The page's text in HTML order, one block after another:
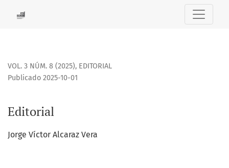
VOL. 3 NÚM. 8 (2025), EDITORIAL
Editorial
Publicado 2025-10-01
Jorge Víctor Alcaraz Vera